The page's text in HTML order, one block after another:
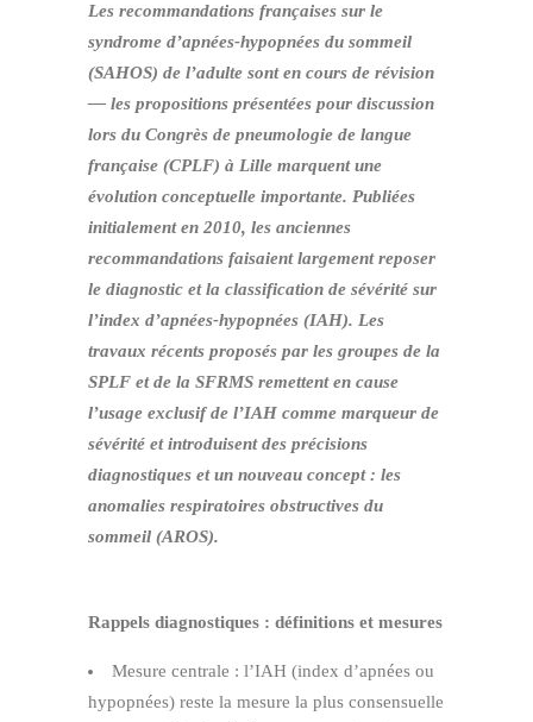
Les recommandations françaises sur le
syndrome d’apnées‑hypopnées du sommeil
(SAHOS) de l’adulte sont en cours de révision
— les propositions présentées pour discussion
lors du Congrès de pneumologie de langue
française (CPLF) à Lille marquent une
évolution conceptuelle importante. Publiées
initialement en 2010, les anciennes
recommandations faisaient largement reposer
le diagnostic et la classification de sévérité sur
l’index d’apnées‑hypopnées (IAH). Les
travaux récents proposés par les groupes de la
SPLF et de la SFRMS remettent en cause
l’usage exclusif de l’IAH comme marqueur de
sévérité et introduisent des précisions
diagnostiques et un nouveau concept : les
anomalies respiratoires obstructives du
sommeil (AROS).
Rappels diagnostiques : définitions et mesures
Mesure centrale : l’IAH (index d’apnées ou
hypopnées) reste la mesure la plus consensuelle